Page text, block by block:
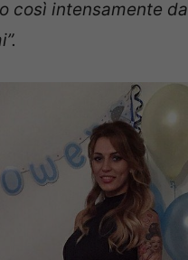
così intensamente da